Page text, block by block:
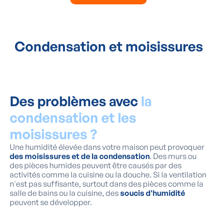
Condensation et moisissures
Des problèmes avec la
condensation et les
moisissures ?
Une humidité élevée dans votre maison peut provoquer
des moisissures et de la condensation. Des murs ou
des pièces humides peuvent être causés par des
activités comme la cuisine ou la douche. Si la ventilation
n'est pas suffisante, surtout dans des pièces comme la
salle de bains ou la cuisine, dessoucis d'humidité
peuvent se développer.